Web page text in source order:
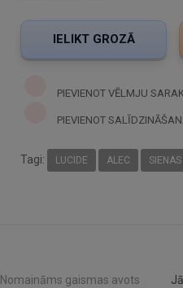
PIEVIENOT VĒLMJU
PIEVIENOT
Tagi: LUCIDE ALEC
Nomaināms gaismas avots
Jā